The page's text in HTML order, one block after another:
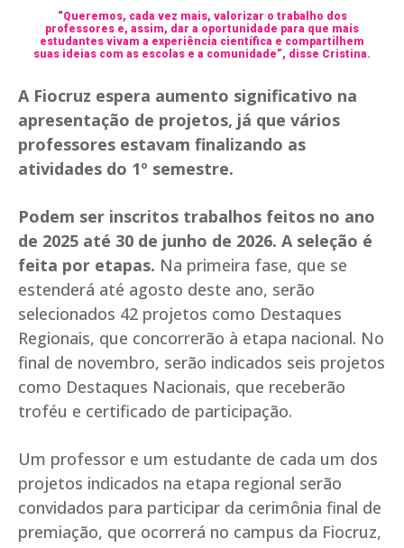
“Queremos, cada vez mais, valorizar o trabalho dos
professores e, assim, dar a oportunidade para que mais
estudantes vivam a experiência científica e compartilhem
suas ideias com as escolas e a comunidade”, disse Cristina.
A Fiocruz espera aumento significativo na
apresentação de projetos, já que vários
professores estavam finalizando as
atividades do 1º semestre.
Podem ser inscritos trabalhos feitos no ano
de 2025 até 30 de junho de 2026. A seleção é
feita por etapas. Na primeira fase, que se
estenderá até agosto deste ano, serão
selecionados 42 projetos como Destaques
Regionais, que concorrerão à etapa nacional. No
final de novembro, serão indicados seis projetos
como Destaques Nacionais, que receberão
troféu e certificado de participação.
Um professor e um estudante de cada um dos
projetos indicados na etapa regional serão
convidados para participar da cerimônia final de
premiação, que ocorrerá no campus da Fiocruz,